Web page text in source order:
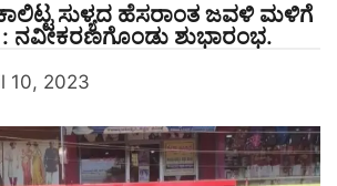
ಸುಳ್ಯದ ಹೆಸರಾಂತ ಜವಳಿ ಮಳಿಗೆ
: ನವೀಕರಣಗೊಂಡು ಶುಭಾರಂಭ.
10, 2023